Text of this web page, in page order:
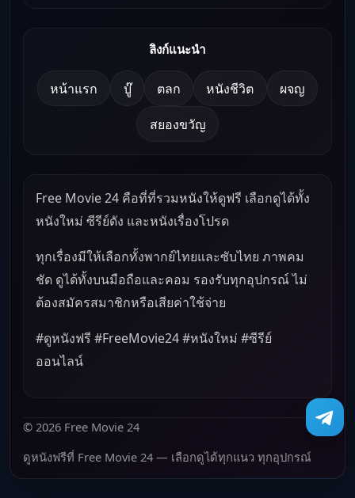
ลิงก์แนะนำ
หน้าแรก บู๊ ตลก หนังชีวิต ผจญ
สยองขวัญ
Free Movie 24 คือที่ที่รวมหนังให้ดูฟรี เลือกดูได้ทั้ง
หนังใหม่ ซีรีย์ดัง และหนังเรื่องโปรด
ทุกเรื่องมีให้เลือกทั้งพากย์ไทยและซับไทย ภาพคม
ชัด ดูได้ทั้งบนมือถือและคอม รองรับทุกอุปกรณ์ ไม่
ต้องสมัครสมาชิกหรือเสียค่าใช้จ่าย
#ดูหนังฟรี #FreeMovie24 #หนังใหม่ #ซีรีย์
ออนไลน์
© 2026 Free Movie 24
ดูหนังฟรีที่ Free Movie 24 — เลือกดูได้ทุกแนว ทุกอุปกรณ์